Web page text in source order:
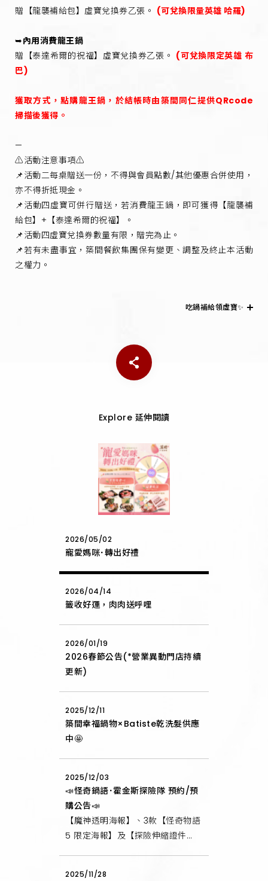
贈【龍襲補給包】虛寶兌換券乙張。 (可兌換限量英雄 哈羅)
➥內用消費龍王鍋
贈【泰達希爾的祝福】虛寶兌換券乙張。 (可兌換限定英雄 布
巴)
獲取方式，點購龍王鍋，於結帳時由築間同仁提供QRcode
掃描後獲得。
—
⚠️活動注意事項⚠️
📌活動二每桌贈送一份，不得與會員點數/其他優惠合併使用，
亦不得折抵現金。
📌活動四虛寶可併行贈送，若消費龍王鍋，即可獲得【龍襲補
給包】+【泰達希爾的祝福】。
📌活動四虛寶兌換券數量有限，贈完為止。
📌若有未盡事宜，築間餐飲集團保有變更、調整及終止本活動
之權力。
吃鍋補給領虛寶✨
Explore 延伸閱讀
2026/05/02
寵愛媽咪･轉出好禮
2026/04/14
籤收好運，肉肉送呼哩
2026/01/19
2026春節公告(*營業異動門店持續
更新)
2025/12/11
築間幸福鍋物×Batiste乾洗髮供應
中🤩
2025/12/03
📣怪奇鍋語･霍金斯探險隊 預約/預
購公告📣
【魔神透明海報】、3款【怪奇物語
5 限定海報】及【探險伸縮證件
2025/11/28